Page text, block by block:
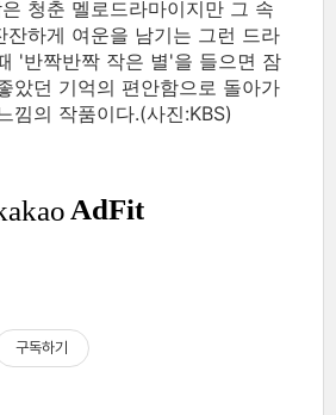
청춘 멜로드라마이지만 그 속
잔하게 여운을 남기는 그런 드라
'반짝반짝 작은 별'을 들으면 잠
았던 기억의 편안함으로 돌아가
낌의 작품이다.(사진:KBS)
구독하기